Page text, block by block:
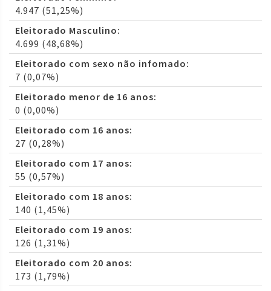
4.947 (51,25%)
Eleitorado Masculino:
4.699 (48,68%)
Eleitorado com sexo não infomado:
7 (0,07%)
Eleitorado menor de 16 anos:
0 (0,00%)
Eleitorado com 16 anos:
27 (0,28%)
Eleitorado com 17 anos:
55 (0,57%)
Eleitorado com 18 anos:
140 (1,45%)
Eleitorado com 19 anos:
126 (1,31%)
Eleitorado com 20 anos:
173 (1,79%)